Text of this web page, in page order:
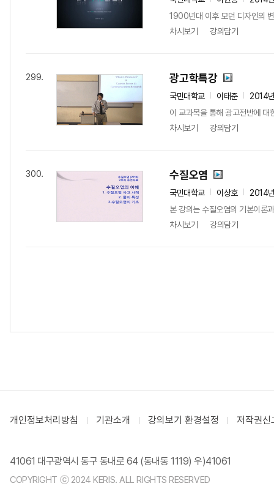
1900년대 이후 모던 디자인의
차시보기
강의담기
299. 광고학특강
국민대학교 이태준
2014
이 교과목을 통해 광고전반에 대
차시보기
강의담기
300. 수질오염
국민대학교 이상호
2014
본 강의는 수질오염의 기본이론
차시보기
강의담기
개인정보처리방침 기관소개 강의보기 환경설정 저작권신
41061 대구광역시 동구 동내로 64 (동내동 1119) 우)41061
COPYRIGHT ⓒ 2024 KERIS. ALL RIGHTS RESERVED